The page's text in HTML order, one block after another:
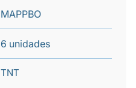
MAPPBO
6 unidades
TNT